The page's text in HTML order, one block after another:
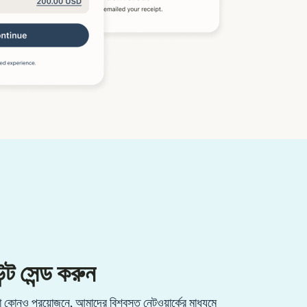
সেন্ড করুন
প্রয়োজনে, আমাদের বিশ্বস্ত নেটওয়ার্কের মাধ্যমে